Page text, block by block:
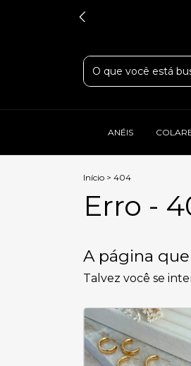
ANÉIS
Início > 404
Erro -
A página
Talvez você se